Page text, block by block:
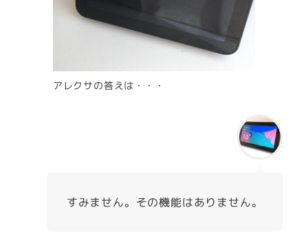
アレクサの答えは・・・
すみません。その機能はありません。